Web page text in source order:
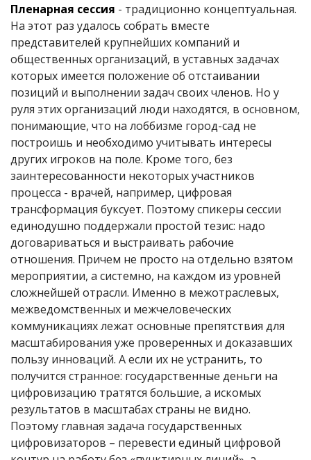
Пленарная сессия - традиционно концептуальная.
На этот раз удалось собрать вместе
представителей крупнейших компаний и
общественных организаций, в уставных задачах
которых имеется положение об отстаивании
позиций и выполнении задач своих членов. Но у
руля этих организаций люди находятся, в основном,
понимающие, что на лоббизме город-сад не
построишь и необходимо учитывать интересы
других игроков на поле. Кроме того, без
заинтересованности некоторых участников
процесса - врачей, например, цифровая
трансформация буксует. Поэтому спикеры сессии
единодушно поддержали простой тезис: надо
договариваться и выстраивать рабочие
отношения. Причем не просто на отдельно взятом
мероприятии, а системно, на каждом из уровней
сложнейшей отрасли. Именно в межотраслевых,
межведомственных и межчеловеческих
коммуникациях лежат основные препятствия для
масштабирования уже проверенных и доказавших
пользу инноваций. А если их не устранить, то
получится странное: государственные деньги на
цифровизацию тратятся большие, а искомых
результатов в масштабах страны не видно.
Поэтому главная задача государственных
цифровизаторов – перевести единый цифровой